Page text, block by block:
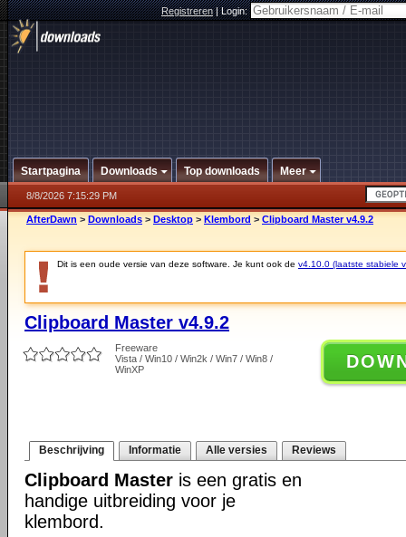
Registreren|Login:
Startpagina Downloads Top downloads Meer
8/8/2026 7:15:29 PM
AfterDawn > Downloads > Desktop > Klembord > Clipboard Master v4.9.2
Dit is een oude versie van deze software. Je kunt ook de v4.10.0 (laatste stabiele
Clipboard Master v4.9.2
Freeware
Vista / Win10 / Win2k / Win7 / Win8 /
WinXP
Beschrijving Informatie Alle versies Reviews
Clipboard Master is een gratis en
handige uitbreiding voor je
klembord.